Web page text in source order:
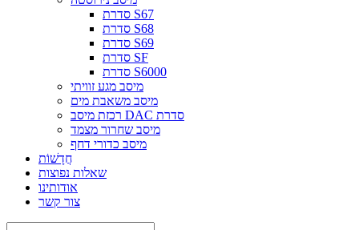
סדרת S67
סדרת S68
סדרת S69
סדרת SF
סדרת S6000
מיסב מגע זוויתי
מיסב משאבת מים
רכזת מיסב DAC סדרת
מיסב שחרור מצמד
מיסב כדורי דחף
חֲדָשׁוֹת
שאלות נפוצות
אודותינו
צור קשר